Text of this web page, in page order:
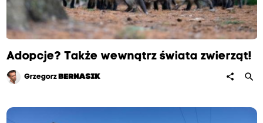
Adopcje? Także wewnątrz świata zwierząt!
Grzegorz BERNASIK share search